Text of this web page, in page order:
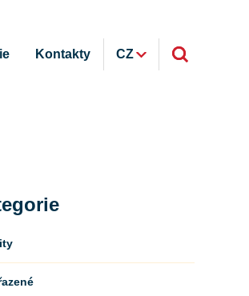
Kontakty CZ